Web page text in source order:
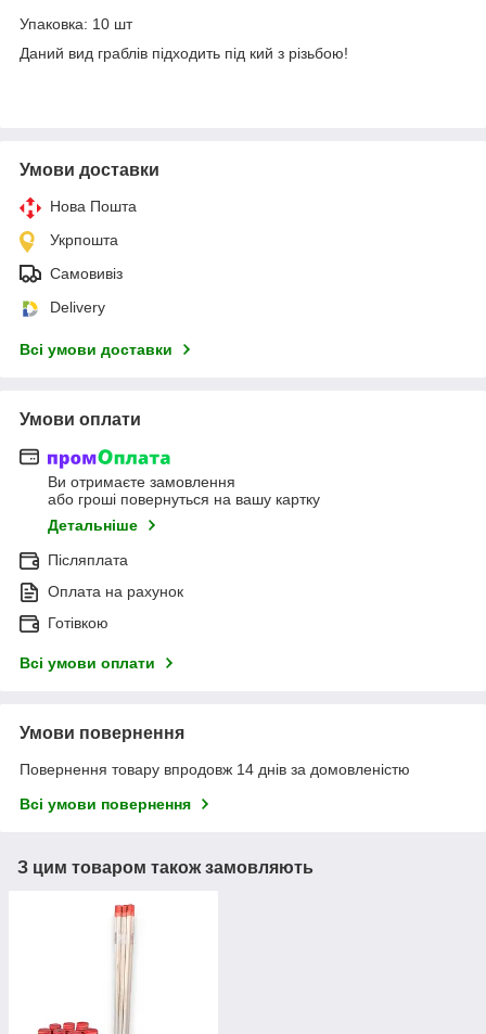
Упаковка: 10 шт
Даний вид граблів підходить під кий з різьбою!
Умови доставки
Нова Пошта
Укрпошта
Самовивіз
Delivery
Всі умови доставки
Умови оплати
Ви отримаєте замовлення
або гроші повернуться на вашу картку
Детальніше
Післяплата
Оплата на рахунок
Готівкою
Всі умови оплати
Умови повернення
Повернення товару впродовж 14 днів за домовленістю
Всі умови повернення
З цим товаром також замовляють